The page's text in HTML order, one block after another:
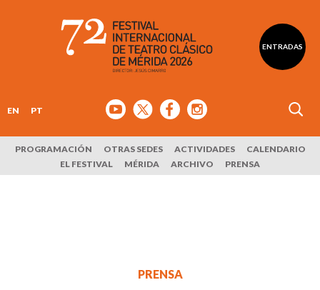
ENTRADAS
EN PT
PROGRAMACIÓN OTRAS SEDES ACTIVIDADES
CALENDARIO
EL FESTIVAL
MÉRIDA ARCHIVO PRENSA
PRENSA